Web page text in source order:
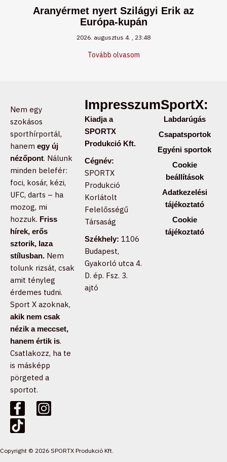
Aranyérmet nyert Szilágyi Erik az
Európa-kupán
2026. augusztus 4. 23:48
Tovább olvasom
Nem egy
szokásos
sporthírportál,
hanem egy új
nézőpont. Nálunk
minden belefér:
foci, kosár, kézi,
UFC, darts – ha
mozog, mi
hozzuk. Friss
hírek, erős
sztorik, laza
stílusban. Nem
tolunk rizsát, csak
amit tényleg
érdemes tudni.
Sport X azoknak,
akik nem csak
nézik a meccset,
hanem értik is.
Csatlakozz, ha te
is másképp
pörgeted a
sportot.
F
a
c
b
I
n
a
T
i
k
o
Impresszum:
Kiadja a
SPORTX
Produkció Kft.
Cégnév:
SPORTX
Produkció
Korlátolt
Felelősségű
Társaság
Székhely: 1106
Budapest,
Gyakorló utca 4.
D. ép. Fsz. 3.
ajtó
SportX:
Labdarúgás
Csapatsportok
Egyéni sportok
Cookie
beállítások
Adatkezelési
tájékoztató
Cookie
tájékoztató
Copyright © 2026 SPORTX Produkció Kft.